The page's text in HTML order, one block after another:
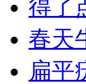
得了
春天
扁平